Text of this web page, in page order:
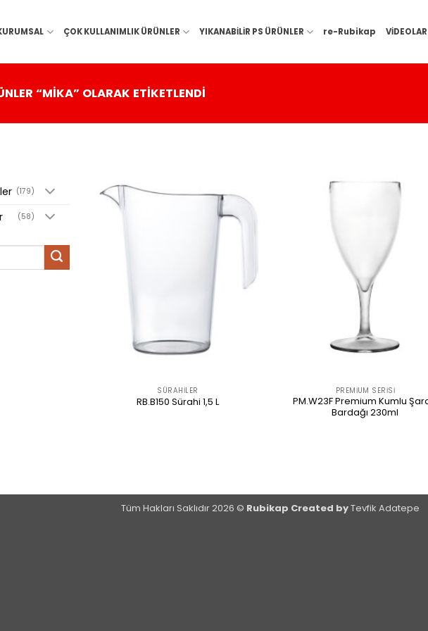
ÇOK KULLANIMLIK ÜRÜNLER YIKANABİLİR PS ÜRÜNLER re-Rubikap VİDEOLAR
“MIKA” OLARAK ETIKETLENDI
(179)
(58)
SÜRAHILER
RB.B150 Sürahi 1,5 L
PREMIUM SERISI
PM.W23F Premium Kumlu
Bardağı 230ml
Tüm Hakları Saklıdır 2026 © Rubikap Created byTevfik Adatepe